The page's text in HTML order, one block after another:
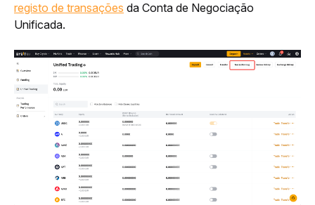
registo de transações da Conta de Negociação
Unificada.